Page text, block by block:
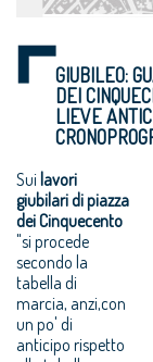
GIUBILEO:
DEI
LIEVE
Sui lavori
giubilari di piazza
dei Cinquecento
"si procede
secondo la
tabella di
marcia, anzi,con
un po' di
anticipo rispetto